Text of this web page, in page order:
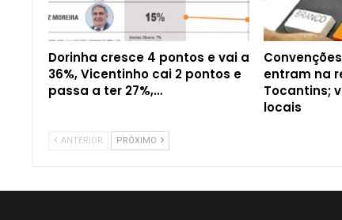
Dorinha cresce 4 pontos e vai a
36%, Vicentinho cai 2 pontos e
passa a ter 27%,…
entram na
Tocantins;
locais
ANTERIOR PRÓXIMO